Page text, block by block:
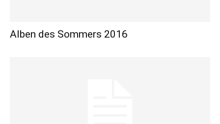
Alben des Sommers 2016